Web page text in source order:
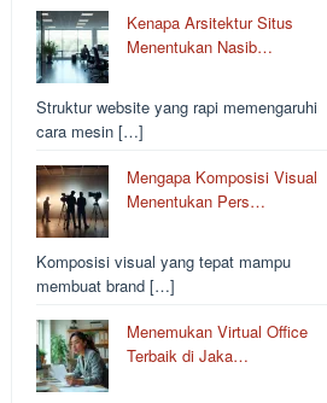
Kenapa Arsitektur Situs
Menentukan Nasib…
Struktur website yang rapi memengaruhi
cara mesin […]
Mengapa Komposisi Visual
Menentukan Pers…
Komposisi visual yang tepat mampu
membuat brand […]
Menemukan Virtual Office
Terbaik di Jaka…